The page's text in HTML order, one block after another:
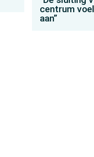
centrum
aan”